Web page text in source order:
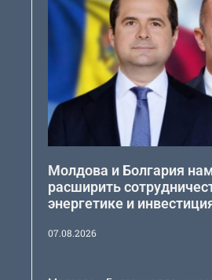
Молдова и Болгария
расширить
энергетике и
07.08.2026